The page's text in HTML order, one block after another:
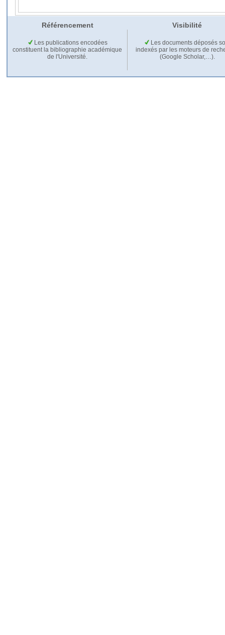
Référencement Visibilité
Les publications encodées
constituent la bibliographie académique
de l'Université.
Les documents déposés
indexés par les moteurs de
(Google Scholar,…).